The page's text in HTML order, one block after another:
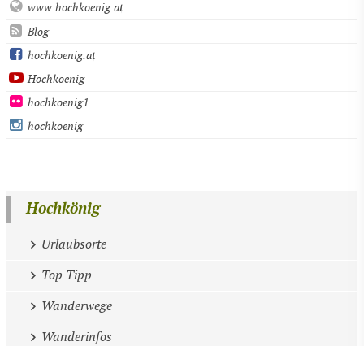
www.hochkoenig.at
Blog
hochkoenig.at
Hochkoenig
hochkoenig1
hochkoenig
Hochkönig
Urlaubsorte
Top Tipp
Wanderwege
Wanderinfos